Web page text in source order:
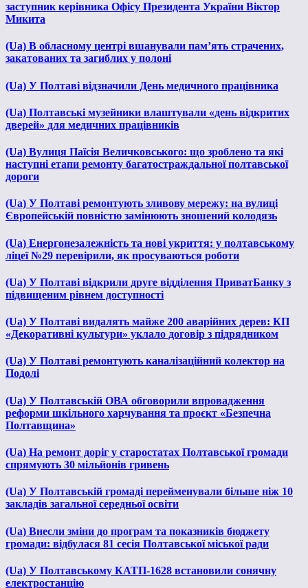
заступник керівника Офісу Президента України Віктор
Микита
(Ua) В обласному центрі вшанували пам’ять страчених,
закатованих та загиблих у полоні
(Ua) У Полтаві відзначили День медичного працівника
(Ua) Полтавські музейники влаштували «день відкритих
дверей» для медичних працівників
(Ua) Вулиця Паїсія Величковського: що зроблено та які
наступні етапи ремонту багатостраждальної полтавської
дороги
(Ua) У Полтаві ремонтують зливову мережу: на вулиці
Європейській повністю замінюють зношений колодязь
(Ua) Енергонезалежність та нові укриття: у полтавському
ліцеї №29 перевірили, як просуваються роботи
(Ua) У Полтаві відкрили друге відділення ПриватБанку з
підвищеним рівнем доступності
(Ua) У Полтаві видалять майже 200 аварійних дерев: КП
«Декоративні культури» уклало договір з підрядником
(Ua) У Полтаві ремонтують каналізаційний колектор на
Подолі
(Ua) У Полтавській ОВА обговорили впровадження
реформи шкільного харчування та проєкт «Безпечна
Полтавщина»
(Ua) На ремонт доріг у старостатах Полтавської громади
спрямують 30 мільйонів гривень
(Ua) У Полтавській громаді перейменували більше ніж 10
закладів загальної середньої освіти
(Ua) Внесли зміни до програм та показників бюджету
громади: відбулася 81 сесія Полтавської міської ради
(Ua) У Полтавському КАТП-1628 встановили сонячну
електростанцію